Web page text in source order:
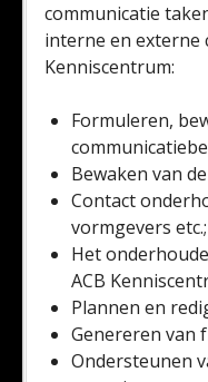
communicatie
interne en externe
Kenniscentrum:
Formuleren,
Bewaken van
Contact
vormgevers etc.;
Het
ACB
Plannen en
Genereren van
Ondersteunen